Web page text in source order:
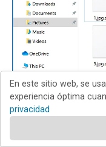
Sin embargo, este
extensión adjunta es
En este sitio web, se
experiencia óptima
privacidad